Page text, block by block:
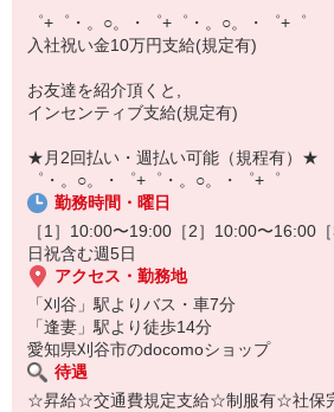
短期・期間限定・オープニング・官公庁
上場/優良/大手企業など
【スマホ面接実施中】
￣￣￣￣￣￣￣￣￣
自宅に居ながらスマホでカンタン面接OK
オンライン面談なのでスピード対応。
即日登録もOK♪
気になった方はお気軽にご相談ください！
゜+゜・。○。・゜+゜・。○。・゜+゜
入社祝い金10万円支給(規定有)
お友達を紹介頂くと,
インセンティブ支給(規定有)
★月2回払い・週払い可能（規程有）★
゜・。○。・゜+゜・。○。・゜+゜
勤務時間・曜日
［1］10:00〜19:00［2］10:00〜16:00
日祝含む週5日
アクセス・勤務地
「刈谷」駅よりバス・車7分
「逢妻」駅より徒歩14分
愛知県刈谷市のdocomoショップ
待遇
☆昇給☆交通費規定支給☆制服有☆社保